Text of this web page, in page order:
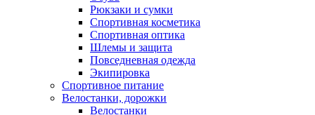
Рюкзаки и сумки
Спортивная косметика
Спортивная оптика
Шлемы и защита
Повседневная одежда
Экипировка
Спортивное питание
Велостанки, дорожки
Велостанки